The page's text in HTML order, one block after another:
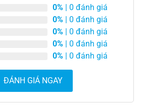
0% | 0 đánh giá
0% | 0 đánh giá
0% | 0 đánh giá
0% | 0 đánh giá
0% | 0 đánh giá
ĐÁNH GIÁ NGAY